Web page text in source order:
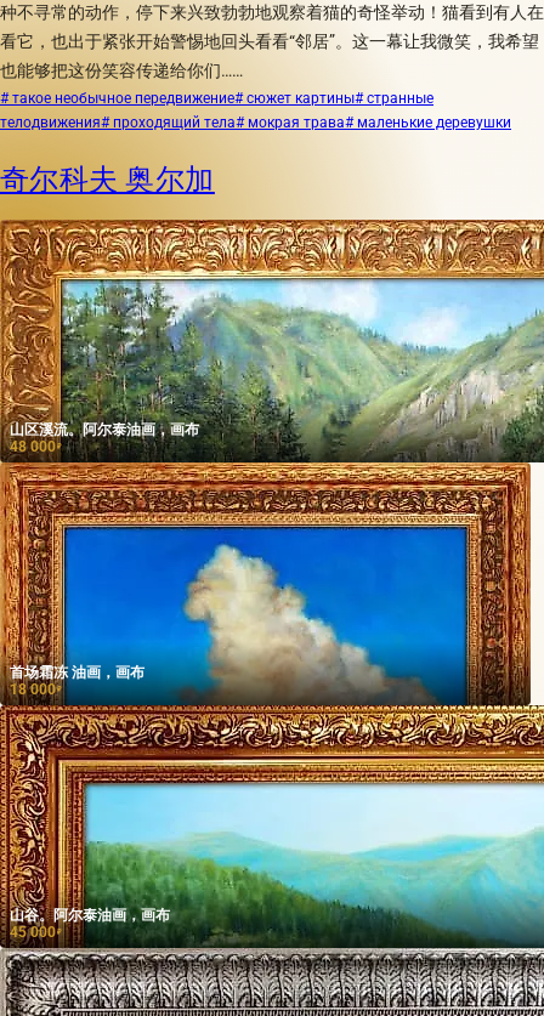
种不寻常的动作，停下来兴致勃勃地观察着猫的奇怪举动！猫看到有人在
看它，也出于紧张开始警惕地回头看看“邻居”。这一幕让我微笑，我希望
也能够把这份笑容传递给你们……
# такое необычное передвижение# сюжет картины# странные
телодвижения# проходящий тела# мокрая трава# маленькие деревушки
奇尔科夫 奥尔加
山区溪流。阿尔泰油画，画布
48 000₽
首场霜冻 油画，画布
18 000₽
山谷。阿尔泰油画，画布
45 000₽